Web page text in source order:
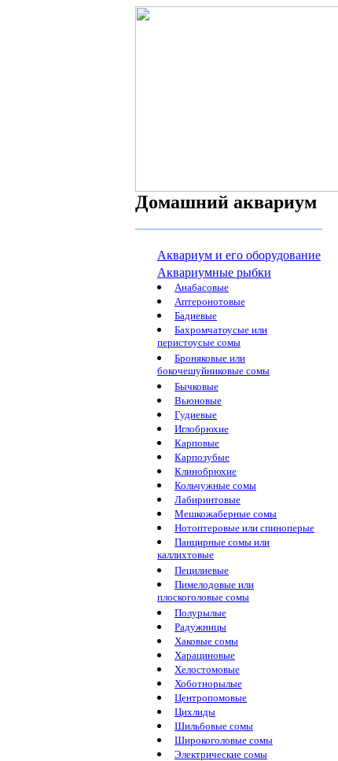
Домашний аквариум
Аквариум и его оборудование
Аквариумные рыбки
Анабасовые
Аптеронотовые
Бадиевые
Бахромчатоусые или
перистоусые сомы
Броняковые или
бокочешуйниковые сомы
Бычковые
Вьюновые
Гудиевые
Иглобрюхие
Карповые
Карпозубые
Клинобрюхие
Кольчужные сомы
Лабиринтовые
Мешкожаберные сомы
Нотоптеровые или спиноперые
Панцирные сомы или
каллихтовые
Пецилиевые
Пимелодовые или
плоскоголовые сомы
Полурылые
Радужницы
Хаковые сомы
Харациновые
Хелостомовые
Хоботнорылые
Центропомовые
Цихлиды
Шильбовые сомы
Широкоголовые сомы
Электрические сомы